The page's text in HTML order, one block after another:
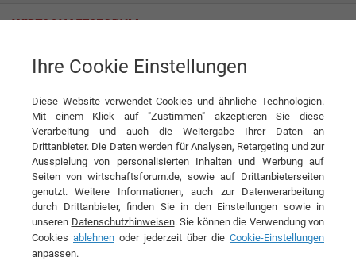
HUG Engineering GmbH
KONTAKT
Ihre Cookie Einstellungen
Diese Website verwendet Cookies und ähnliche Technologien.
Mit einem Klick auf "Zustimmen" akzeptieren Sie diese
Verarbeitung und auch die Weitergabe Ihrer Daten an
Drittanbieter. Die Daten werden für Analysen, Retargeting und zur
Ausspielung von personalisierten Inhalten und Werbung auf
Seiten von wirtschaftsforum.de, sowie auf Drittanbieterseiten
genutzt. Weitere Informationen, auch zur Datenverarbeitung
durch Drittanbieter, finden Sie in den Einstellungen sowie in
unseren Datenschutzhinweisen. Sie können die Verwendung von
Cookies ablehnen oder jederzeit über die Cookie-Einstellungen
anpassen.